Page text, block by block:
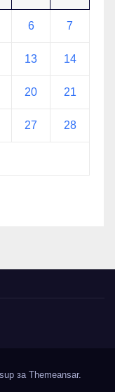
6 7
13 14
20 21
27 28
заThemeansar.